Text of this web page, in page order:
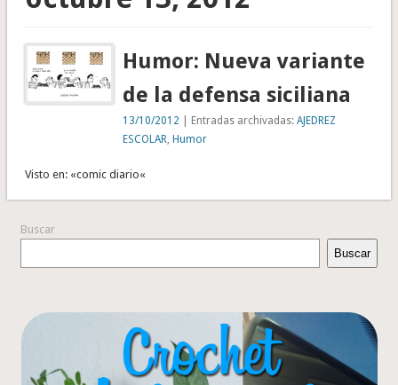
Humor: Nueva variante
de la defensa siciliana
13/10/2012 | Entradas archivadas:AJEDREZ
ESCOLAR ,Humor
Visto en: «comic diario«
Buscar
Buscar